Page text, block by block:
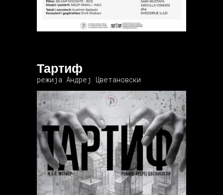
Тартиф
режија Андреј Цветановски